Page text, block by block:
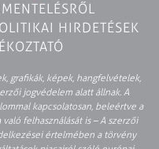
HIRDETÉSEK
grafikák, képek, hangfelvételek,
jogvédelem alatt állnak. A
kapcsolatosan, beleértve a
felhasználását is – A szerzői
értelmében a törvény